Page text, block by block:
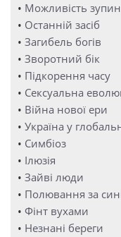
• Можливість
• Останній засіб
• Загибель богів
• Зворотний бік
• Підкорення часу
• Сексуальна
• Війна нової ери
• Україна у
• Симбіоз
• Ілюзія
• Зайві люди
• Полювання за
• Фінт вухами
• Незнані береги